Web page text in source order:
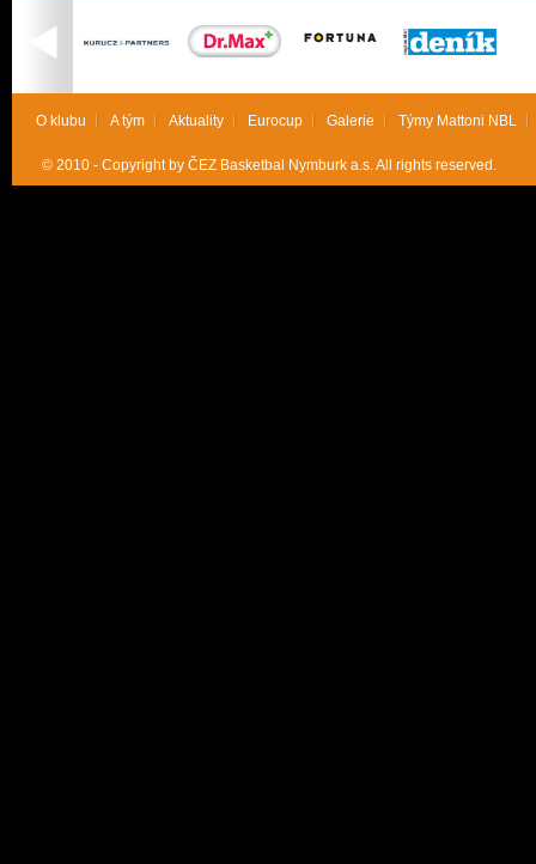
O klubu A tým Aktuality Eurocup Galerie Týmy Mattoni NBL
© 2010 - Copyright by ČEZ Basketbal Nymburk a.s. All rights reserved.